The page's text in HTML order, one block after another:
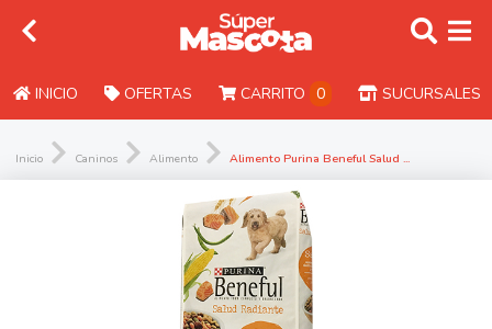
INICIO OFERTAS CARRITO 0 SUCURSALES
Inicio Caninos Alimento Alimento Purina Beneful Salud ...